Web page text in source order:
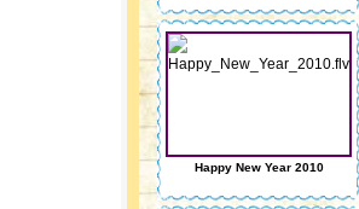
Happy New Year 2010